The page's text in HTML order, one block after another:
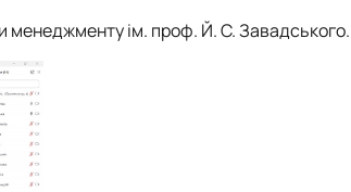
менеджменту ім. проф. Й. С. Завадського.